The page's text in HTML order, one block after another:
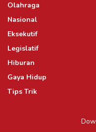
Olahraga
Nasional
Eksekutif
Legislatif
Hiburan
Gaya Hidup
Tips Trik